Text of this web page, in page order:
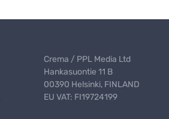
Crema / PPL Media Ltd
Hankasuontie 11 B
00390 Helsinki, FINLAND
EU VAT: FI19724199